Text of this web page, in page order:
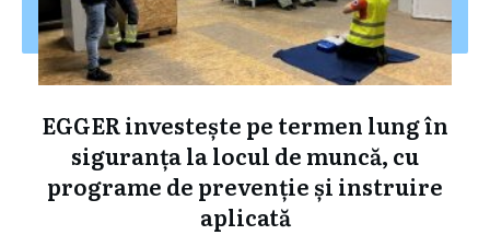
EGGER investește pe termen lung în
siguranța la locul de muncă, cu
programe de prevenție și instruire
aplicată